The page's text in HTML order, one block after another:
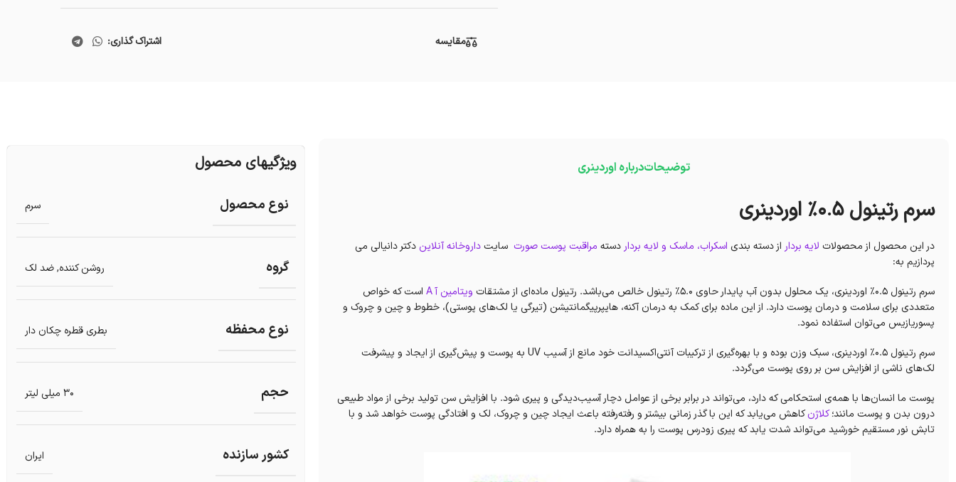
مقایسه اشتراک گذاری:
توضیحاتدرباره اوردینری
سرم رتینول 0.5% اوردینری
در این محصول از محصولات لایه بردار از دسته بندی اسکراب، ماسک و لایه برداردسته مراقبت پوست صورت سایتداروخانه آنلاین دکتر دانیالی می
پردازیم به:
سرم رتینول 0.5% اوردینری، یک محلول بدون آب پایدار حاوی 5.0% رتینول خالص می‌باشد. رتینول ماده‌ای از مشتقات
ویتامین آ A
است که خواص
متعددی برای سلامت و درمان پوست دارد. از این ماده برای کمک به درمان آکنه، هایپرپیگمانتیشن (تیرگی یا لک‌های پوستی)، خطوط و چین و چروک و
پسوریازیس می‌توان استفاده نمود.
سرم رتینول 0.5% اوردینری، سبک وزن بوده و با بهره‌گیری از ترکیبات آنتی‌اکسیدانت خود مانع از آسیب UV به پوست و پیش‌گیری‌ از ایجاد و پیشرفت
لک‌های ناشی از افزایش سن بر روی پوست می‌گردد.
پوست ما انسان‌ها با همه‌ی استحکامی که دارد، می‌تواند در برابر برخی از عوامل دچار آسیب‌دیدگی و پیری شود. با افزایش سن تولید برخی از مواد طبیعی
درون بدن و پوست مانند؛کلاژنکاهش می‌یابد که این با گذر زمانی بیشتر و رفته‌رفته باعث ایجاد چین و چروک، لک و افتادگی‌ پوست خواهد شد و با
تابش نور مستقیم خورشید می‌تواند شدت یابد که پیری زودرس پوست را به همراه دارد.
ویژگیهای محصول
نوع محصول سرم
گروه روشن کننده,ضد لک
نوع محفظه بطری قطره چکان دار
حجم 30 میلی لیتر
کشور سازنده ایران